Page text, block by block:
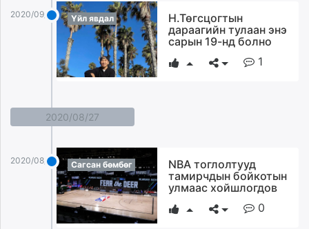
2020/09/04 Үйл явдал
Н.Төгсцогтын
дараагийн тулаан энэ
сарын 19-нд болно
1
2020/08/27
2020/08/27 Сагсан бөмбөг
NBA тоглолтууд
тамирчдын бойкотын
улмаас хойшлогдов
0